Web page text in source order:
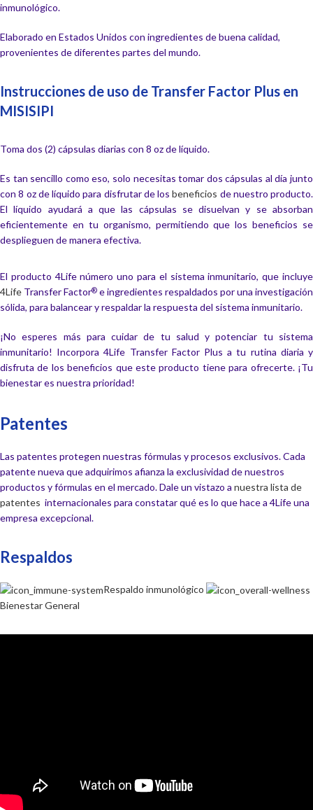
inmunológico.
Elaborado en Estados Unidos con ingredientes de buena calidad,
provenientes de diferentes partes del mundo.
Instrucciones de uso de Transfer Factor Plus en
MISISIPI
Toma dos (2) cápsulas diarias con 8 oz de líquido.
Es tan sencillo como eso, solo necesitas tomar dos cápsulas al día junto
con 8 oz de líquido para disfrutar de losbeneficios de nuestro producto.
El líquido ayudará a que las cápsulas se disuelvan y se absorban
eficientemente en tu organismo, permitiendo que los beneficios se
desplieguen de manera efectiva.
El producto 4Life número uno para el sistema inmunitario, que incluye
4Life Transfer Factor® e ingredientes respaldados por una investigación
sólida, para balancear y respaldar la respuesta del sistema inmunitario.
¡No esperes más para cuidar de tu salud y potenciar tu sistema
inmunitario! Incorpora 4Life Transfer Factor Plus a tu rutina diaria y
disfruta de los beneficios que este producto tiene para ofrecerte. ¡Tu
bienestar es nuestra prioridad!
Patentes
Las patentes protegen nuestras fórmulas y procesos exclusivos. Cada
patente nueva que adquirimos afianza la exclusividad de nuestros
productos y fórmulas en el mercado. Dale un vistazo a nuestra lista de
patentes internacionales para constatar qué es lo que hace a 4Life una
empresa excepcional.
Respaldos
Respaldo inmunológico
Bienestar General